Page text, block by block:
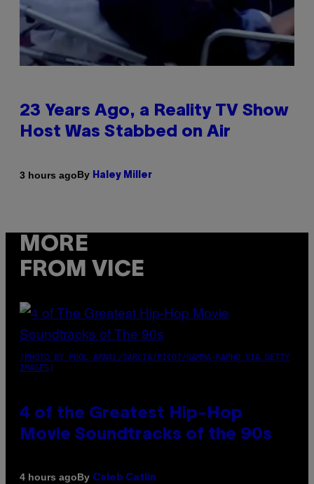
23 Years Ago, a Reality TV Show
Host Was Stabbed on Air
3 hours agoBy Haley Miller
MORE
FROM VICE
(PHOTO BY POOL ARNAL/GARCIA/PICOT/GAMMA-RAPHO VIA GETTY
IMAGES)
4 of the Greatest Hip-Hop
Movie Soundtracks of the 90s
4 hours agoBy Caleb Catlin